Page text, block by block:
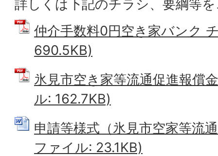
詳しくは下記のチラシ、要綱等
仲介手数料0円空き家バンク
690.5KB)
氷見市空き家等流通促進報償
ル: 162.7KB)
申請等様式（氷見市空家等流
ファイル: 23.1KB)